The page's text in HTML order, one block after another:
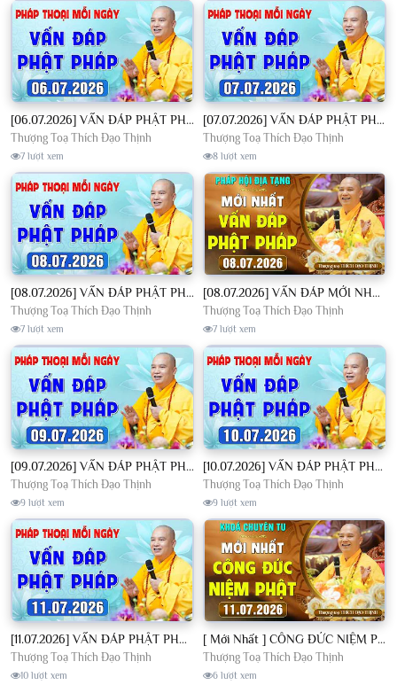
[06.07.2026] VẤN ĐÁP PHẬT PHÁP - Nghe Thầy giảng Pháp mỗi ngày CÔNG ĐỨC VÔ LƯỢNG│TT. Thích Đạo Thịnh
Thượng Toạ Thích Đạo Thịnh
7 lượt xem
[07.07.2026] VẤN ĐÁP PHẬT PHÁP - Nghe Thầy giảng Pháp mỗi ngày CÔNG ĐỨC VÔ LƯỢNG│TT. Thích Đạo Thịnh
Thượng Toạ Thích Đạo Thịnh
8 lượt xem
[08.07.2026] VẤN ĐÁP PHẬT PHÁP - Nghe Thầy giảng Pháp mỗi ngày CÔNG ĐỨC VÔ LƯỢNG│TT. Thích Đạo Thịnh
Thượng Toạ Thích Đạo Thịnh
7 lượt xem
[08.07.2026] VẤN ĐÁP MỚI NHẤT - Pháp Hội Địa Tạng Chùa Khai Nguyên | TT. Thích Đạo Thịnh
Thượng Toạ Thích Đạo Thịnh
7 lượt xem
[09.07.2026] VẤN ĐÁP PHẬT PHÁP - Nghe Thầy giảng Pháp mỗi ngày CÔNG ĐỨC VÔ LƯỢNG│TT. Thích Đạo Thịnh
Thượng Toạ Thích Đạo Thịnh
9 lượt xem
[10.07.2026] VẤN ĐÁP PHẬT PHÁP - Nghe Thầy giảng Pháp mỗi ngày CÔNG ĐỨC VÔ LƯỢNG│TT. Thích Đạo Thịnh
Thượng Toạ Thích Đạo Thịnh
9 lượt xem
[11.07.2026] VẤN ĐÁP PHẬT PHÁP - Nghe Thầy giảng Pháp mỗi ngày CÔNG ĐỨC VÔ LƯỢNG│TT. Thích Đạo Thịnh
Thượng Toạ Thích Đạo Thịnh
10 lượt xem
[ Mới Nhất ] CÔNG ĐỨC NIỆM PHẬT - Khoá Chuyên Tu Chùa Khai Nguyên 11/07/2026 | TT. Thích Đạo Thịnh
Thượng Toạ Thích Đạo Thịnh
6 lượt xem